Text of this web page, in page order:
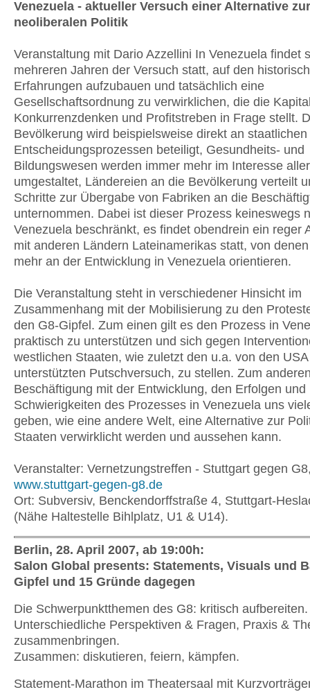
Venezuela - aktueller Versuch einer Alternative zur
neoliberalen Politik
Veranstaltung mit Dario Azzellini In Venezuela findet
mehreren Jahren der Versuch statt, auf den
Erfahrungen aufzubauen und tatsächlich eine
Gesellschaftsordnung zu verwirklichen, die die
Konkurrenzdenken und Profitstreben in Frage stellt.
Bevölkerung wird beispielsweise direkt an staatlichen
Entscheidungsprozessen beteiligt, Gesundheits- und
Bildungswesen werden immer mehr im Interesse aller
umgestaltet, Ländereien an die Bevölkerung verteilt
Schritte zur Übergabe von Fabriken an die
unternommen. Dabei ist dieser Prozess keineswegs
Venezuela beschränkt, es findet obendrein ein reger
mit anderen Ländern Lateinamerikas statt, von
mehr an der Entwicklung in Venezuela orientieren.
Die Veranstaltung steht in verschiedener Hinsicht im
Zusammenhang mit der Mobilisierung zu den
den G8-Gipfel. Zum einen gilt es den Prozess in
praktisch zu unterstützen und sich gegen
westlichen Staaten, wie zuletzt den u.a. von den USA
unterstützten Putschversuch, zu stellen. Zum
Beschäftigung mit der Entwicklung, den Erfolgen und
Schwierigkeiten des Prozesses in Venezuela uns
geben, wie eine andere Welt, eine Alternative zur
Staaten verwirklicht werden und aussehen kann.
Veranstalter: Vernetzungstreffen - Stuttgart gegen
www.stuttgart-gegen-g8.de
Ort: Subversiv, Benckendorffstraße 4, Stuttgart-
(Nähe Haltestelle Bihlplatz, U1 & U14).
Berlin, 28. April 2007, ab 19:00h:
Salon Global presents: Statements, Visuals und
Gipfel und 15 Gründe dagegen
Die Schwerpunktthemen des G8: kritisch
Unterschiedliche Perspektiven & Fragen, Praxis &
zusammenbringen.
Zusammen: diskutieren, feiern, kämpfen.
Statement-Marathon im Theatersaal mit